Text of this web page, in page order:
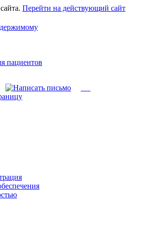
Перейти на действующий сайт
пациентов